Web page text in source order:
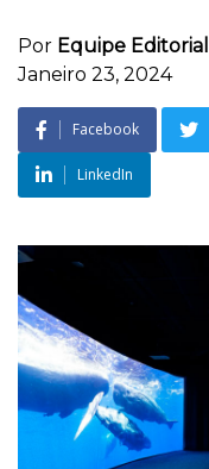
Por Equipe Editorial
Janeiro 23, 2024
Facebook
LinkedIn